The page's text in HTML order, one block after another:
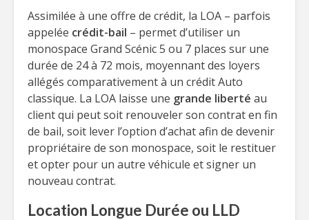
Assimilée à une offre de crédit, la LOA – parfois
appelée crédit-bail – permet d’utiliser un
monospace Grand Scénic 5 ou 7 places sur une
durée de 24 à 72 mois, moyennant des loyers
allégés comparativement à un crédit Auto
classique. La LOA laisse une grande liberté au
client qui peut soit renouveler son contrat en fin
de bail, soit lever l’option d’achat afin de devenir
propriétaire de son monospace, soit le restituer
et opter pour un autre véhicule et signer un
nouveau contrat.
Location Longue Durée ou LLD